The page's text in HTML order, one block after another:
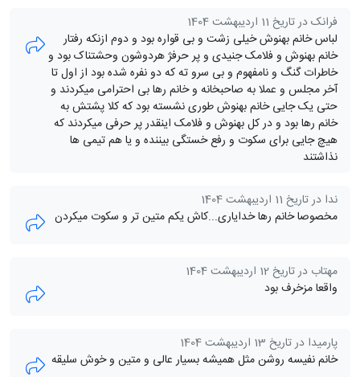
فرانک در تاریخ 11 اردیبهشت 1404
لباس خانم بهنوش خیلی زشت و بی قواره بود و دوم ازنکه رفتار
خانم بهنوش و فلامک جنیدی و پر حرفژ هردوشون وحشتناک بود و
خاطرات گنگ و نامفهوم و بی سرو ته که دو نفره شده بود از اول تا
آخر مجلس و عملا به صاحبخانه و خانم رها بی احترامی میکردند و
حتی یک جایی خانم بهنوش طوری نشسته بود که کلا پشتش به
خانم رها بود و در کل بهنوش و فلامک اینقدر پر حرفی میکردند که
هیچ جایی برای سکوت و رفع خستگی بیننده و یا هم تیمی ها
نذاشتند
ندا در تاریخ 11 اردیبهشت 1404
مخصوصا خانم رها خدایاری...کاش یکم متین تر و سکوت میکردن
مهتاب در تاریخ 12 اردیبهشت 1404
واقعا مزخرف بود
پارمیدا در تاریخ 13 اردیبهشت 1404
خانم نفیسه روشن مثل همیشه بسیار عالی و متین و خوش سلیقه